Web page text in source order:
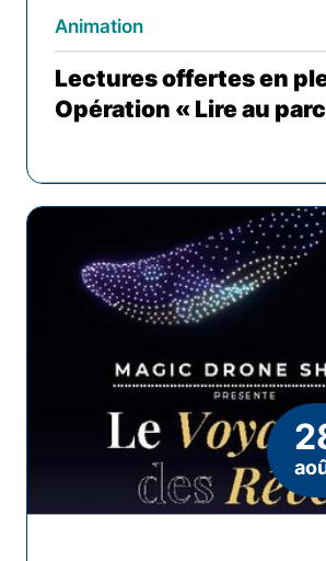
Animation
Lectures offertes en
Opération « Lire au